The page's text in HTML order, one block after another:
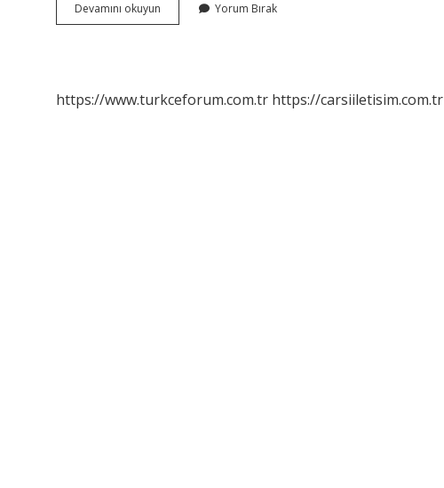
Devamını okuyun
Dil
Nedir
Yorum Bırak
https://www.turkceforum.com.tr https://carsiiletisim.com.tr